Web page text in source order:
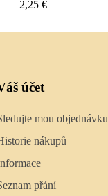
2,50 €
účet
mou objednávku
nákupů
přání